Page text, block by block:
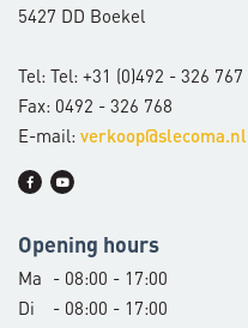
5427 DD Boekel
Tel: Tel: +31 (0)492 - 326 767
Fax: 0492 - 326 768
E-mail: verkoop@slecoma.nl
Opening hours
Ma
- 08:00 - 17:00
Di
- 08:00 - 17:00